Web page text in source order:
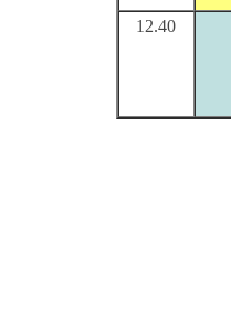
12.40